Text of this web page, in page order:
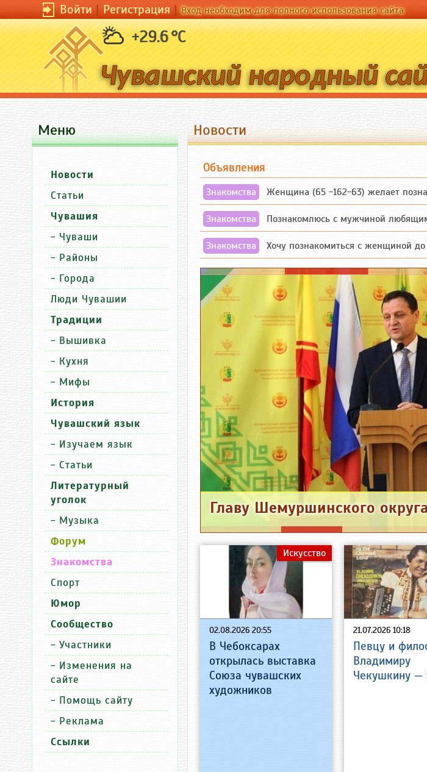
Войти|Регистрация|Вход необходим для полного использования сайта
+29.6 °C
Новости
Объявления
Знакомства Женщина (65 -162-63) желает
Знакомства Познакомлюсь с мужчиной любящим
Знакомства Хочу познакомиться с женщиной до 55
02.08.2026 20:55
Искусство
В Чебоксарах
открылась выставка
Союза чувашских
художников
21.07.2026 10:18
Певцу и
Владимиру
Чекушкину —
Меню
Новости
Статьи
Чувашия
- Чуваши
- Районы
- Города
Люди Чувашии
Традиции
- Вышивка
- Кухня
- Мифы
История
Чувашский язык
- Изучаем язык
- Статьи
Литературный
уголок
- Музыка
Форум
Знакомства
Спорт
Юмор
Сообщество
- Участники
- Изменения на
сайте
- Помощь сайту
- Реклама
Ссылки